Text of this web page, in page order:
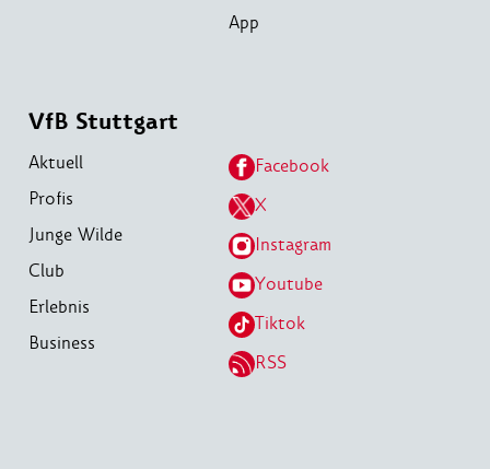
App
VfB Stuttgart
Aktuell
Profis
Junge Wilde
Club
Erlebnis
Business
Facebook
X
Instagram
Youtube
Tiktok
RSS